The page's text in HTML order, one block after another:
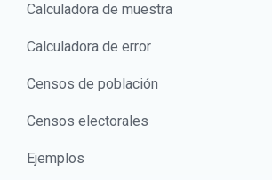
Calculadora de muestra
Calculadora de error
Censos de población
Censos electorales
Ejemplos